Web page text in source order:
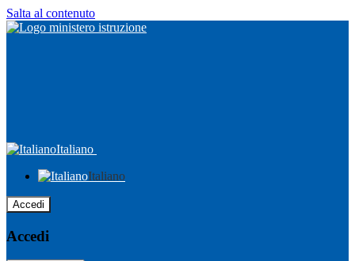
Salta al contenuto
Italiano
Italiano
Accedi
Accedi